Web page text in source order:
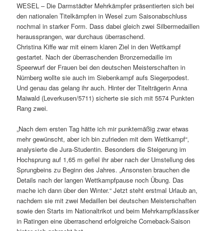
WESEL – Die Darmstädter Mehrkämpfer präsentierten sich bei
den nationalen Titelkämpfen in Wesel zum Saisonabschluss
nochmal in starker Form. Dass dabei gleich zwei Silbermedaillen
heraussprangen, war durchaus überraschend.
Christina Kiffe war mit einem klaren Ziel in den Wettkampf
gestartet. Nach der überraschenden Bronzemedaille im
Speerwurf der Frauen bei den deutschen Meisterschaften in
Nürnberg wollte sie auch im Siebenkampf aufs Siegerpodest.
Und genau das gelang ihr auch. Hinter der Titelträgerin Anna
Maiwald (Leverkusen/5711) sicherte sie sich mit 5574 Punkten
Rang zwei.
„Nach dem ersten Tag hätte ich mir punktemäßig zwar etwas
mehr gewünscht, aber ich bin zufrieden mit dem Wettkampf“,
analysierte die Jura-Studentin. Besonders die Steigerung im
Hochsprung auf 1,65 m gefiel ihr aber nach der Umstellung des
Sprungbeins zu Beginn des Jahres. „Ansonsten brauchen die
Details nach der langen Wettkampfpause noch Übung. Das
mache ich dann über den Winter.“ Jetzt steht erstmal Urlaub an,
nachdem sie mit zwei Medaillen bei deutschen Meisterschaften
sowie den Starts im Nationaltrikot und beim Mehrkampfklassiker
in Ratingen eine überraschend erfolgreiche Comeback-Saison